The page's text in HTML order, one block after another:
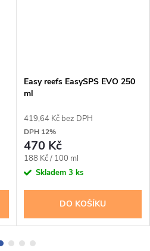
Easy reefs EasySPS EVO 250
ml
419,64 Kč bez DPH
DPH 12%
470 Kč
Měrná
cena:
188 Kč / 100 ml
Skladem 3 ks
DO KOŠÍKU